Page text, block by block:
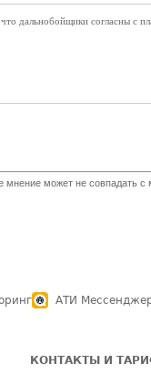
дальнобойщики согласны с
может не совпадать с
АТИ
КОНТАКТЫ И